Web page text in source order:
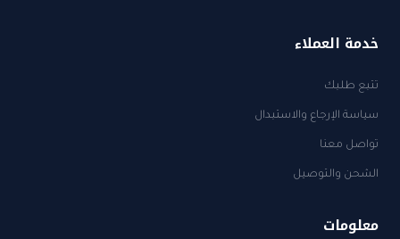
خدمة العملاء
تتبع طلبك
سياسة الإرجاع والاستبدال
تواصل معنا
الشحن والتوصيل
معلومات